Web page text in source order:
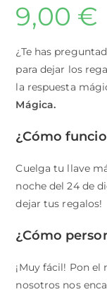
9,00 €
¿Te has
para dejar los
la respuesta
Mágica.
¿Cómo
Cuelga tu llave
noche del 24 de
dejar tus regalos!
¿Cómo
¡Muy fácil! Pon
nosotros nos